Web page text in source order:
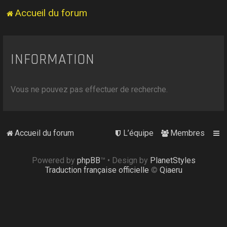
Accueil du forum
INFORMATION
Vous ne pouvez pas effectuer de recherche.
Accueil du forum Membres
L’équipe
Powered by phpBB™ • Design by PlanetStyles
Traduction française officielle © Qiaeru